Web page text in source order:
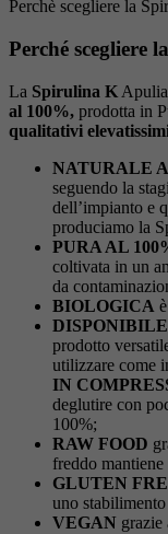
Perchè scegliere la
Perché
La Spirulina K
al 100%, prodotta in
qualitativi
NATURALE
seguendo la
dell’impianto e
produciamo la
PURA AL
coltivata in un
da
BIOLOGICA
prodotto
utilizzare come
IN
deglutire con
100%;
RAW FOOD
freddo
GLUTEN
uno
VEGAN grazie